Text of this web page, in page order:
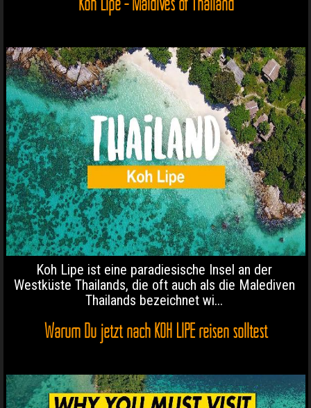
Koh Lipe ist eine paradiesische Insel an der
Westküste Thailands, die oft auch als die Malediven
Thailands bezeichnet wi...
Warum Du jetzt nach KOH LIPE reisen solltest